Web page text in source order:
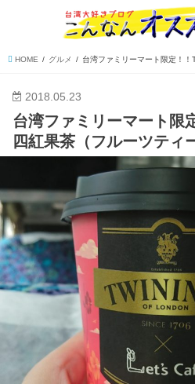
HOME グルメ 台湾ファミリーマート限定！！
2018.05.23
台湾ファミリーマート限
四紅果茶（フルーツティ